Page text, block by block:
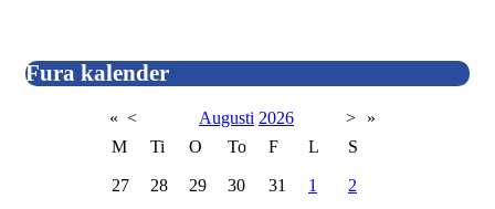
Fura kalender
« < Augusti 2026 >
»
M
Ti O To F L S
27 28 29 30 31 1 2